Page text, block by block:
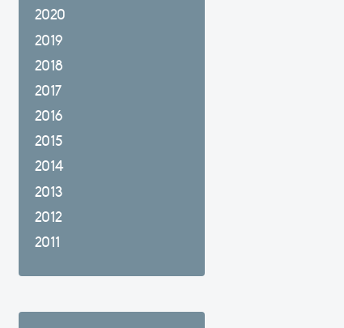
2020
2019
2018
2017
2016
2015
2014
2013
2012
2011